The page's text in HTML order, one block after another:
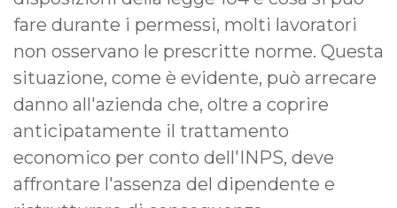
fare durante i permessi, molti lavoratori
non osservano le prescritte norme. Questa
situazione, come è evidente, può arrecare
danno all'azienda che, oltre a coprire
anticipatamente il trattamento
economico per conto dell'INPS, deve
affrontare l'assenza del dipendente e